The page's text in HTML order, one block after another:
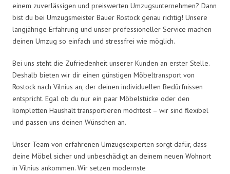
einem zuverlässigen und preiswerten Umzugsunternehmen? Dann
bist du bei Umzugsmeister Bauer Rostock genau richtig! Unsere
langjährige Erfahrung und unser professioneller Service machen
deinen Umzug so einfach und stressfrei wie möglich.
Bei uns steht die Zufriedenheit unserer Kunden an erster Stelle.
Deshalb bieten wir dir einen günstigen Möbeltransport von
Rostock nach Vilnius an, der deinen individuellen Bedürfnissen
entspricht. Egal ob du nur ein paar Möbelstücke oder den
kompletten Haushalt transportieren möchtest – wir sind flexibel
und passen uns deinen Wünschen an.
Unser Team von erfahrenen Umzugsexperten sorgt dafür, dass
deine Möbel sicher und unbeschädigt an deinem neuen Wohnort
in Vilnius ankommen. Wir setzen modernste